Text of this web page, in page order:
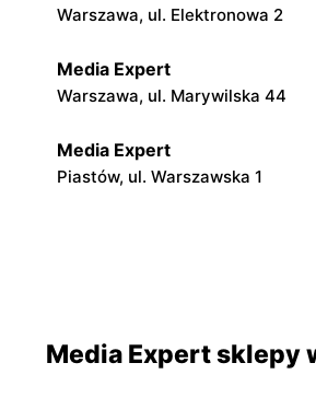
Warszawa, ul. Elektronowa 2
Media Expert
Warszawa, ul. Marywilska 44
Media Expert
Piastów, ul. Warszawska 1
Parzniew, ul. Solidarności 1
Media Expert sklepy